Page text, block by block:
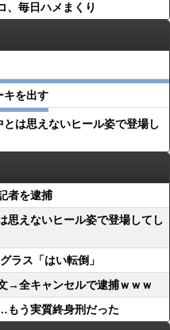
、毎日ハメまくり
キを出す
とは思えないヒール姿で登場し
者を逮捕
思えないヒール姿で登場してし
ラス「はい転倒」
→全キャンセルで逮捕ｗｗｗ
もう実質終身刑だった